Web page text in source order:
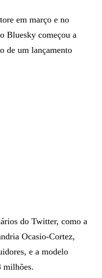
em março e no
Bluesky começou a
de um lançamento
do Twitter, como a
Ocasio-Cortez,
e a modelo
milhões.